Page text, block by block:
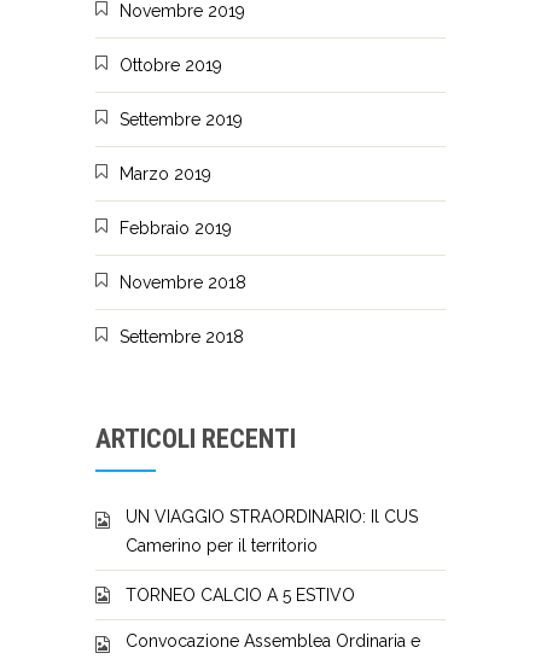
Novembre 2019
Ottobre 2019
Settembre 2019
Marzo 2019
Febbraio 2019
Novembre 2018
Settembre 2018
ARTICOLI RECENTI
UN VIAGGIO STRAORDINARIO: Il CUS
Camerino per il territorio
TORNEO CALCIO A 5 ESTIVO
Convocazione Assemblea Ordinaria e